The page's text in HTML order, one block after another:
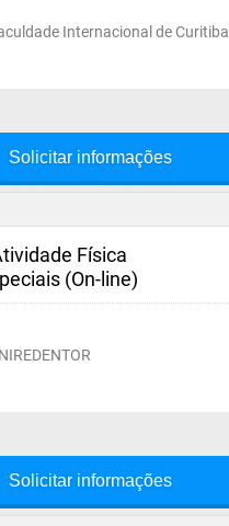
Internacional de Curitiba
Solicitar informações
Física
(On-line)
Solicitar informações